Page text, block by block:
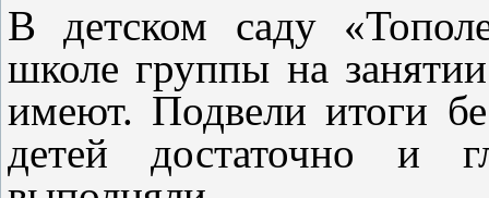
В детском саду
школе группы на
имеют. Подвели итоги
детей достаточно и